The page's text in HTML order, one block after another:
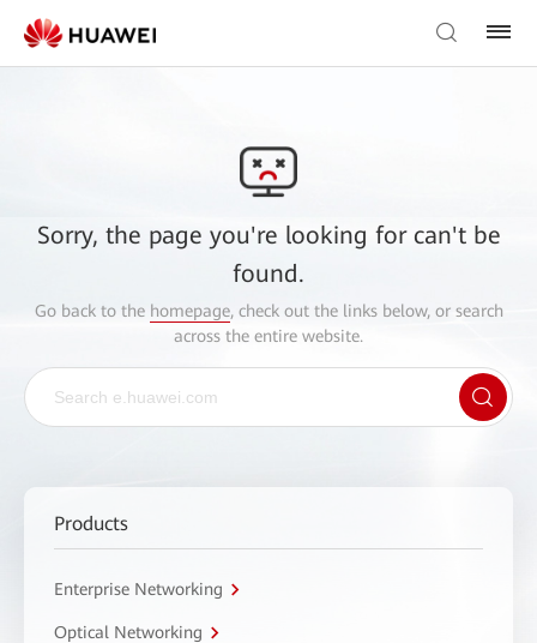
Sorry, the page you're looking for can't be
found.
Go back to the homepage, check out the links below, or search
across the entire website.
Products
Enterprise Networking
Optical Networking